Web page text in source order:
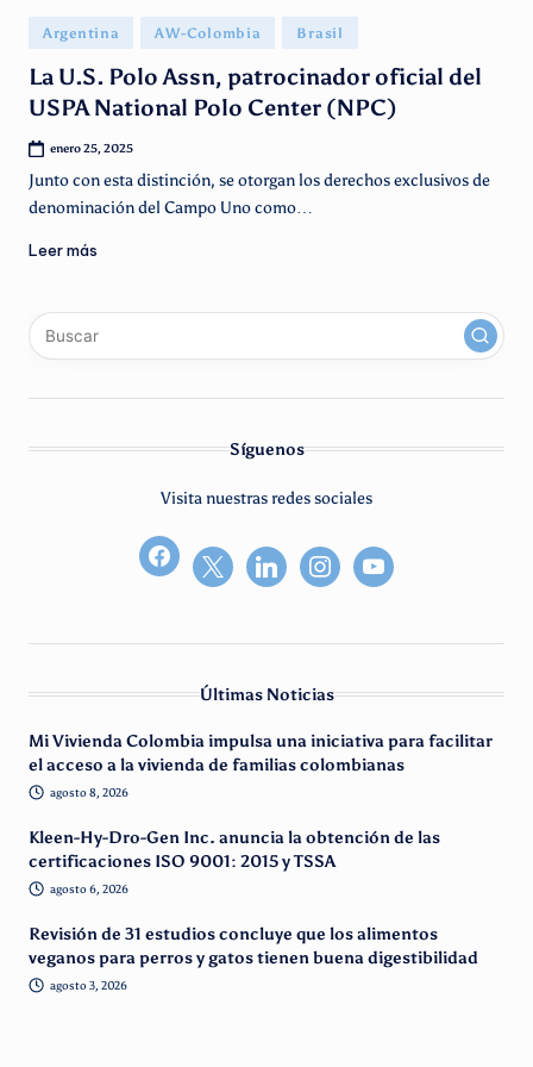
g
e
n
n
o
Publicado
en
Argentina AW-Colombia Brasil
La U.S. Polo Assn, patrocinador oficial del
USPA National Polo Center (NPC)
enero 25, 2025
Junto con esta distinción, se otorgan los derechos exclusivos de
denominación del Campo Uno como…
Leer más
Síguenos
Visita nuestras redes sociales
facebook2
Últimas Noticias
Mi Vivienda Colombia impulsa una iniciativa para facilitar
el acceso a la vivienda de familias colombianas
agosto 8, 2026
Kleen-Hy-Dro-Gen Inc. anuncia la obtención de las
certificaciones ISO 9001: 2015 y TSSA
agosto 6, 2026
Revisión de 31 estudios concluye que los alimentos
veganos para perros y gatos tienen buena digestibilidad
agosto 3, 2026